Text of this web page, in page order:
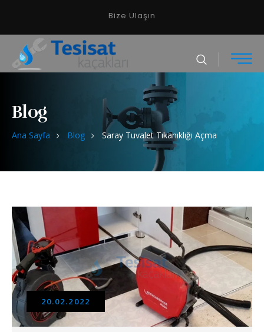
Bize Ulaşın
Blog
Ana Sayfa Blog Saray Tuvalet Tıkanıklığı Açma
20.02.2022